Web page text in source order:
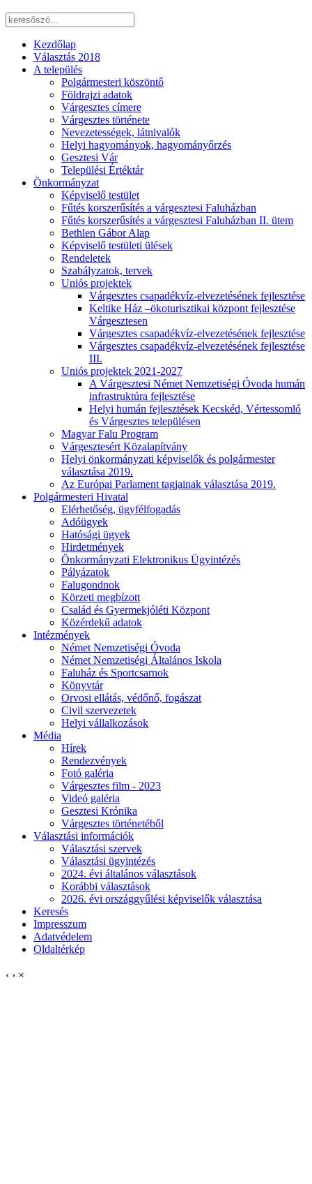
Kezdőlap
Választás 2018
A település
Polgármesteri köszöntő
Földrajzi adatok
Várgesztes címere
Várgesztes története
Nevezetességek, látnivalók
Helyi hagyományok, hagyományőrzés
Gesztesi Vár
Települési Értéktár
Önkormányzat
Képviselő testület
Fűtés korszerűsítés a várgesztesi Faluházban
Fűtés korszerűsítés a várgesztesi Faluházban II. ütem
Bethlen Gábor Alap
Képviselő testületi ülések
Rendeletek
Szabályzatok, tervek
Uniós projektek
Várgesztes csapadékvíz-elvezetésének fejlesztése
Keltike Ház –ökoturisztikai központ fejlesztése
Várgesztesen
Várgesztes csapadékvíz-elvezetésének fejlesztése
Várgesztes csapadékvíz-elvezetésének fejlesztése
III.
Uniós projektek 2021-2027
A Várgesztesi Német Nemzetiségi Óvoda humán
infrastruktúra fejlesztése
Helyi humán fejlesztések Kecskéd, Vértessomló
és Várgesztes településen
Magyar Falu Program
Várgesztesért Közalapítvány
Helyi önkormányzati képviselők és polgármester
választása 2019.
Az Európai Parlament tagjainak választása 2019.
Polgármesteri Hivatal
Elérhetőség, ügyfélfogadás
Adóügyek
Hatósági ügyek
Hirdetmények
Önkormányzati Elektronikus Ügyintézés
Pályázatok
Falugondnok
Körzeti megbízott
Család és Gyermekjóléti Központ
Közérdekű adatok
Intézmények
Német Nemzetiségi Óvoda
Német Nemzetiségi Általános Iskola
Faluház és Sportcsarnok
Könyvtár
Orvosi ellátás, védőnő, fogászat
Civil szervezetek
Helyi vállalkozások
Média
Hírek
Rendezvények
Fotó galéria
Várgesztes film - 2023
Videó galéria
Gesztesi Krónika
Várgesztes történetéből
Választási információk
Választási szervek
Választási ügyintézés
2024. évi általános választások
Korábbi választások
2026. évi országgyűlési képviselők választása
Keresés
Impresszum
Adatvédelem
Oldaltérkép
‹ › ×